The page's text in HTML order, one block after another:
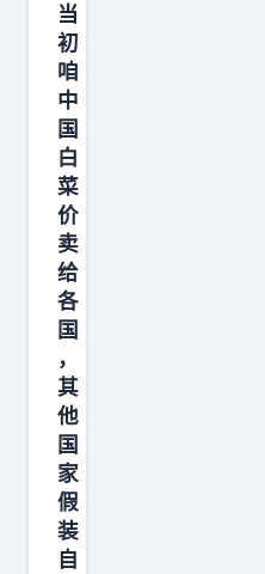
当
初
咱
中
国
白
菜
价
卖
给
各
国
，
其
他
国
家
假
装
自